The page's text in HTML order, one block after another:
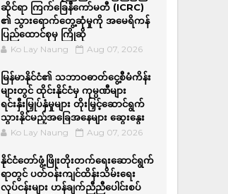
ဆိုင်ရာ ကြက်ခြေနီကော်မတီ (ICRC)
၏ သွားရောက်တွေ့ဆုံမှုကို အမေရိကန်
ပြည်ထောင်စုမှ ကြိုဆို
Ko Lay Naung Aug 07, 2026
မြန်မာနိုင်ငံ၏ သဘာဝဓာတ်ငွေ့စီမံကိန်း
များတွင် ထိုင်းနိုင်ငံမှ ကုမ္ပဏီများ
ရင်းနှီးမြှုပ်နှံမှုများ တိုးမြှင့်ဆောင်ရွက်
သွားနိုင်မည့်အခြေအနေများ ဆွေးနွေး
Ko Lay Naung Aug 07, 2026
နိုင်ငံတော်ဖွံ့ဖြိုးတိုးတက်ရေးဆောင်ရွက်
ရာတွင် ပတ်ဝန်းကျင်ထိန်းသိမ်းရေး
လုပ်ငန်းများ ဟန်ချက်ညီညီပေါင်းစပ်